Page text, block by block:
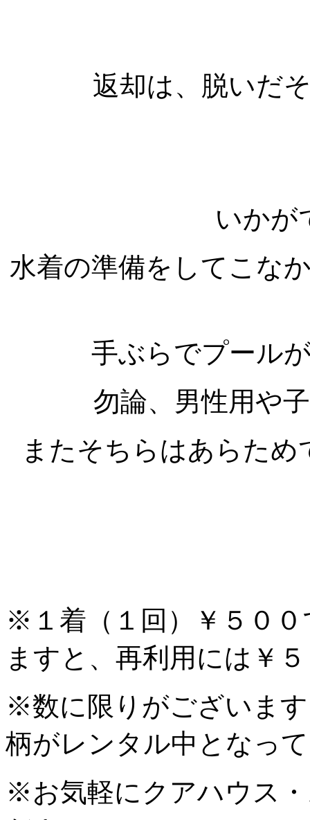
返却は、脱いだ
いかが
水着の準備をしてこな
手ぶらでプール
勿論、男性用や
またそちらはあらた
※１着（１回）￥５０
ますと、再利用には￥
※数に限りがございま
柄がレンタル中となっ
※お気軽にクアハウス